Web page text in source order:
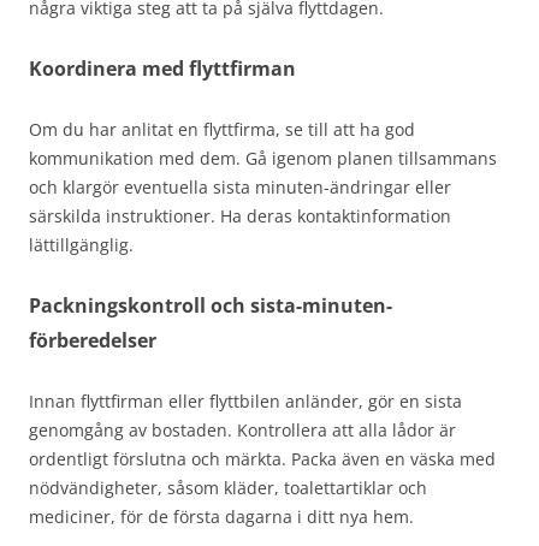
några viktiga steg att ta på själva flyttdagen.
Koordinera med flyttfirman
Om du har anlitat en flyttfirma, se till att ha god
kommunikation med dem. Gå igenom planen tillsammans
och klargör eventuella sista minuten-ändringar eller
särskilda instruktioner. Ha deras kontaktinformation
lättillgänglig.
Packningskontroll och sista-minuten-
förberedelser
Innan flyttfirman eller flyttbilen anländer, gör en sista
genomgång av bostaden. Kontrollera att alla lådor är
ordentligt förslutna och märkta. Packa även en väska med
nödvändigheter, såsom kläder, toalettartiklar och
mediciner, för de första dagarna i ditt nya hem.